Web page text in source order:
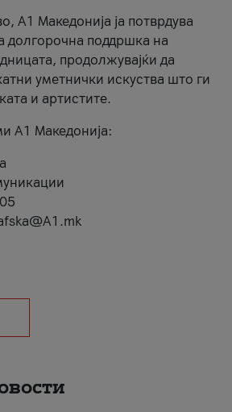
A1 Македонија ја потврдува
долгорочна поддршка на
продолжувајќи да
уметнички искуства што ги
и артистите.
А1 Македонија: